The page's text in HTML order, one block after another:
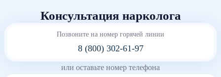
Консультация нарколога
Позвоните на номер горячей линии
8 (800) 302-61-97
или оставьте номер телефона